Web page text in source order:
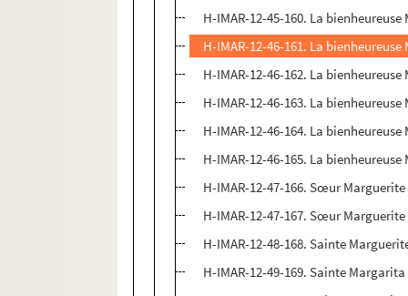
H-IMAR-12-45-160. La
H-IMAR-12-46-161. La
H-IMAR-12-46-162. La
H-IMAR-12-46-163. La
H-IMAR-12-46-164. La
H-IMAR-12-46-165. La
H-IMAR-12-47-166. Sœur
H-IMAR-12-47-167. Sœur
H-IMAR-12-48-168. Sainte
H-IMAR-12-49-169. Sainte Margarita